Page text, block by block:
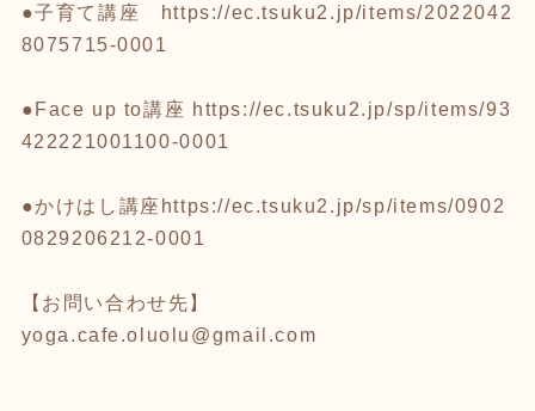
●子育て講座
https://ec.tsuku2.jp/items/2022042
8075715-0001
●Face up to講座 https://ec.tsuku2.jp/sp/items/93
422221001100-0001
●かけはし講座 https://ec.tsuku2.jp/sp/items/0902
0829206212-0001
【お問い合わせ先】
yoga.cafe.oluolu@gmail.com